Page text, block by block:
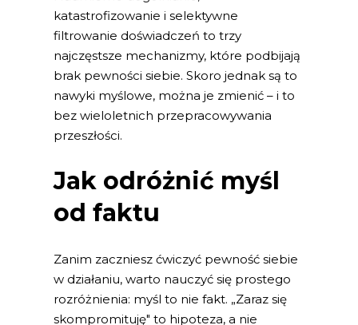
katastrofizowanie i selektywne
filtrowanie doświadczeń to trzy
najczęstsze mechanizmy, które podbijają
brak pewności siebie. Skoro jednak są to
nawyki myślowe, można je zmienić – i to
bez wieloletnich przepracowywania
przeszłości.
Jak odróżnić myśl
od faktu
Zanim zaczniesz ćwiczyć pewność siebie
w działaniu, warto nauczyć się prostego
rozróżnienia: myśl to nie fakt. „Zaraz się
skompromituję" to hipoteza, a nie